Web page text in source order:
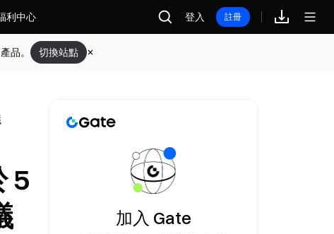
利中心 登入 註冊
品。 切換站點
5
加入 Gate